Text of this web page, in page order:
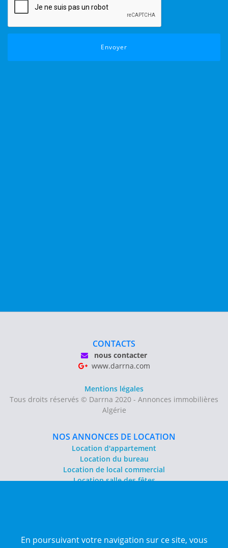
Envoyer
En poursuivant votre navigation sur ce site, vous
CONTACTS
nous contacter
www.darrna.com
Mentions légales
Tous droits réservés © Darrna 2020 - Annonces immobilières
Algérie
NOS ANNONCES DE LOCATION
Location d'appartement
Location du bureau
Location de local commercial
Location salle des fêtes
Vente terrain